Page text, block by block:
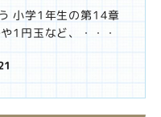
小学1年生の第14章
1円玉など、・・・